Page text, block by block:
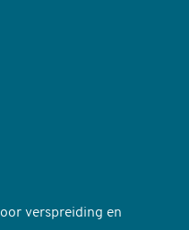
verspreiding en